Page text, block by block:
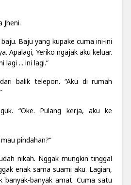
Jheni.
Baju yang kupake cuma ini-ini
Apalagi, Yeriko ngajak aku keluar.
lagi ... ini lagi.”
balik telepon. “Aku di rumah
“Oke. Pulang kerja, aku ke
pindahan?”
nikah. Nggak mungkin tinggal
enak sama suami aku. Lagian,
banyak-banyak amat. Cuma satu